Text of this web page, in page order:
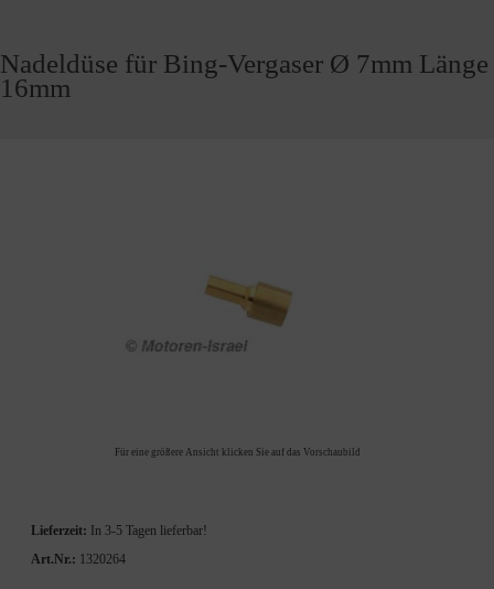
Nadeldüse für Bing-Vergaser Ø 7mm Länge
16mm
Für eine größere Ansicht klicken Sie auf das Vorschaubild
Lieferzeit:
In 3-5 Tagen lieferbar!
Art.Nr.: 1320264